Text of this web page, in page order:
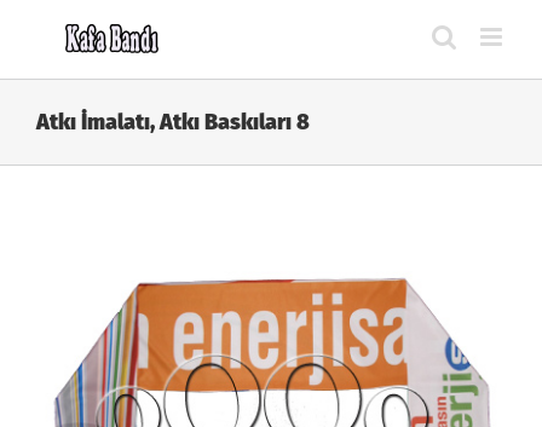
Atkı İmalatı, Atkı Baskıları 8